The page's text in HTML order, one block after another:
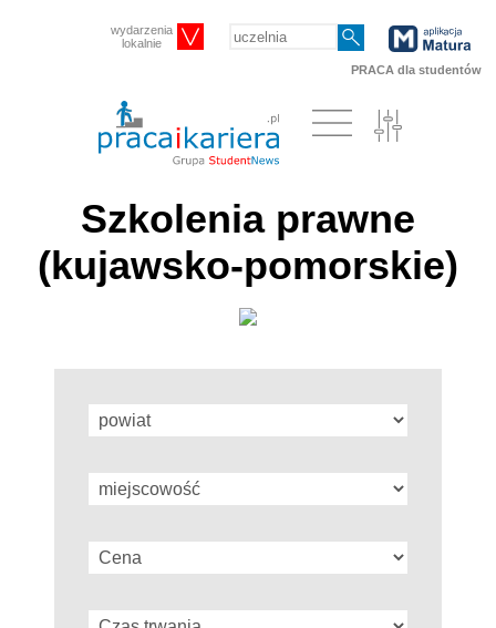
wydarzenia
lokalnie
PRACA dla studentów
Szkolenia prawne
(kujawsko-pomorskie)